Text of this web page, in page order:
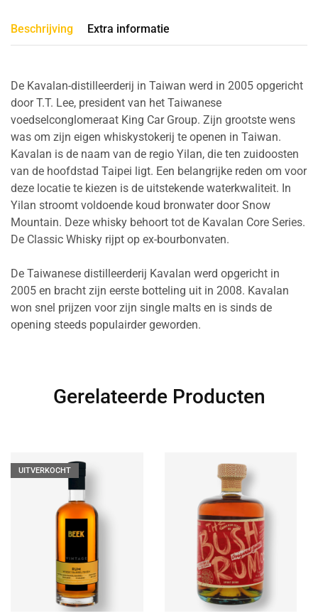
Beschrijving Extra informatie
De Kavalan-distilleerderij in Taiwan werd in 2005 opgericht
door T.T. Lee, president van het Taiwanese
voedselconglomeraat King Car Group. Zijn grootste wens
was om zijn eigen whiskystokerij te openen in Taiwan.
Kavalan is de naam van de regio Yilan, die ten zuidoosten
van de hoofdstad Taipei ligt. Een belangrijke reden om voor
deze locatie te kiezen is de uitstekende waterkwaliteit. In
Yilan stroomt voldoende koud bronwater door Snow
Mountain. Deze whisky behoort tot de Kavalan Core Series.
De Classic Whisky rijpt op ex-bourbonvaten.
De Taiwanese distilleerderij Kavalan werd opgericht in
2005 en bracht zijn eerste botteling uit in 2008. Kavalan
won snel prijzen voor zijn single malts en is sinds de
opening steeds populairder geworden.
Gerelateerde Producten
UITVERKOCHT